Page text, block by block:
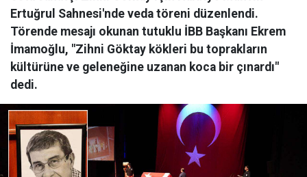
Ertuğrul Sahnesi'nde veda töreni düzenlendi.
Törende mesajı okunan tutuklu İBB Başkanı Ekrem
İmamoğlu, "Zihni Göktay kökleri bu toprakların
kültürüne ve geleneğine uzanan koca bir çınardı"
dedi.